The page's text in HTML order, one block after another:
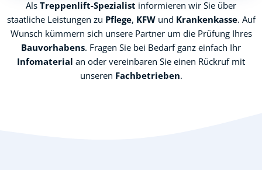
Als Treppenlift-Spezialist informieren wir Sie über
staatliche Leistungen zu Pflege, KFWund Krankenkasse. Auf
Wunsch kümmern sich unsere Partner um die Prüfung Ihres
Bauvorhabens. Fragen Sie bei Bedarf ganz einfach Ihr
Infomaterial an oder vereinbaren Sie einen Rückruf mit
unseren Fachbetrieben.